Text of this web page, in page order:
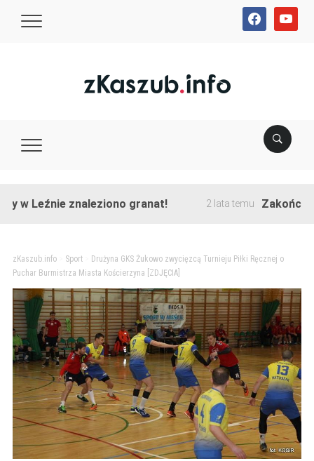
facebookyoutube
znaleziono granat! 2 lata temu Zakończono
zKaszub.info> Sport>
Drużyna GKS Żukowo zwycięzcą Turnieju Piłki Ręcznej o
Puchar Burmistrza Miasta Kościerzyna [ZDJĘCIA]